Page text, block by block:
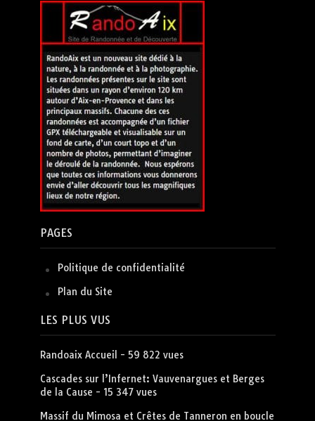
PAGES
Politique de confidentialité
Plan du Site
LES PLUS VUS
Randoaix Accueil - 59 822 vues
Cascades sur l’Infernet: Vauvenargues et Berges
de la Cause - 15 347 vues
Massif du Mimosa et Crêtes de Tanneron en boucle